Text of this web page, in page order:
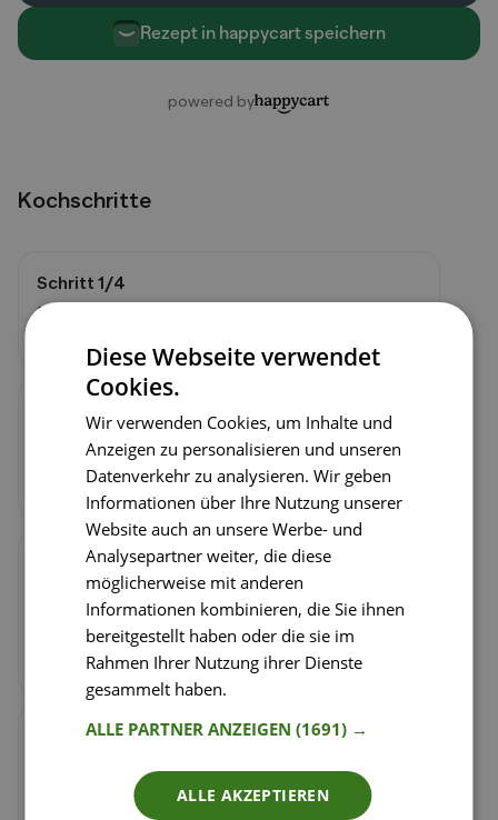
Kochschritte
Schritt 1/4
Die Tortilla mit der Erdnussbutter bestreichen.
Die Tortillarolle in kleine Stücke schneiden, und
auf schöne Spießchen geben, sodass sie gut in
der Jausenbox Platz finden.
Schritt3/4
Das Gemüse waschen. Die Karotte & 1/4 der
Kohlrabi schälen und mit einem Wellenschneider
in Sticks schneiden. Das Radieschen vierteln.
Alles in die Jausenbox packen.
Schritt4/4
Die Orange auspressen und in eine kleine
Glasflasche (rd. 100 ml) füllen. Zur Jause dazu
Diese Webseite verwendet
Cookies.
Wir verwenden Cookies, um Inhalte und
Anzeigen zu personalisieren und unseren
Datenverkehr zu analysieren. Wir geben
Informationen über Ihre Nutzung unserer
Website auch an unsere Werbe- und
Analysepartner weiter, die diese
möglicherweise mit anderen
Informationen kombinieren, die Sie ihnen
bereitgestellt haben oder die sie im
Rahmen Ihrer Nutzung ihrer Dienste
gesammelt haben.
ALLE PARTNER ANZEIGEN(1691) →
ALLE AKZEPTIEREN